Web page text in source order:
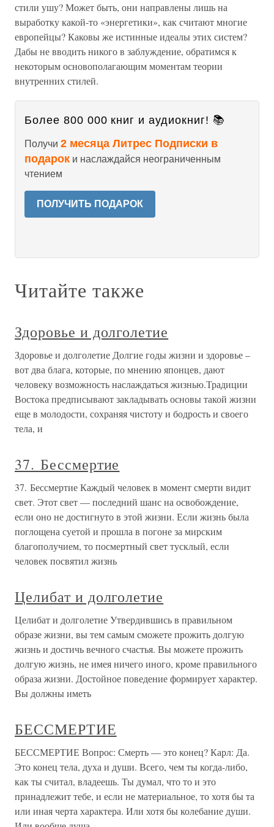
стили ушу? Может быть, они направлены лишь на
выработку какой-то «энергетики», как считают многие
европейцы? Каковы же истинные идеалы этих систем?
Дабы не вводить никого в заблуждение, обратимся к
некоторым основополагающим моментам теории
внутренних стилей.
Более 800 000 книг и аудиокниг! 📚
Получи 2 месяца Литрес Подписки в
подарок и наслаждайся неограниченным
чтением
ПОЛУЧИТЬ ПОДАРОК
Читайте также
Здоровье и долголетие
Здоровье и долголетие Долгие годы жизни и здоровье –
вот два блага, которые, по мнению японцев, дают
человеку возможность наслаждаться жизнью.Традиции
Востока предписывают закладывать основы такой жизни
еще в молодости, сохраняя чистоту и бодрость и своего
тела, и
37. Бессмертие
37. Бессмертие Каждый человек в момент смерти видит
свет. Этот свет — последний шанс на освобождение,
если оно не достигнуто в этой жизни. Если жизнь была
поглощена суетой и прошла в погоне за мирским
благополучием, то посмертный свет тусклый, если
человек посвятил жизнь
Целибат и долголетие
Целибат и долголетие Утвердившись в правильном
образе жизни, вы тем самым сможете прожить долгую
жизнь и достичь вечного счастья. Вы можете прожить
долгую жизнь, не имея ничего иного, кроме правильного
образа жизни. Достойное поведение формирует характер.
Вы должны иметь
БЕССМЕРТИЕ
БЕССМЕРТИЕ Вопрос: Смерть — это конец? Карл: Да.
Это конец тела, духа и души. Всего, чем ты когда-либо,
как ты считал, владеешь. Ты думал, что то и это
принадлежит тебе, и если не материальное, то хо­тя бы та
или иная черта характера. Или хотя бы коле­бание души.